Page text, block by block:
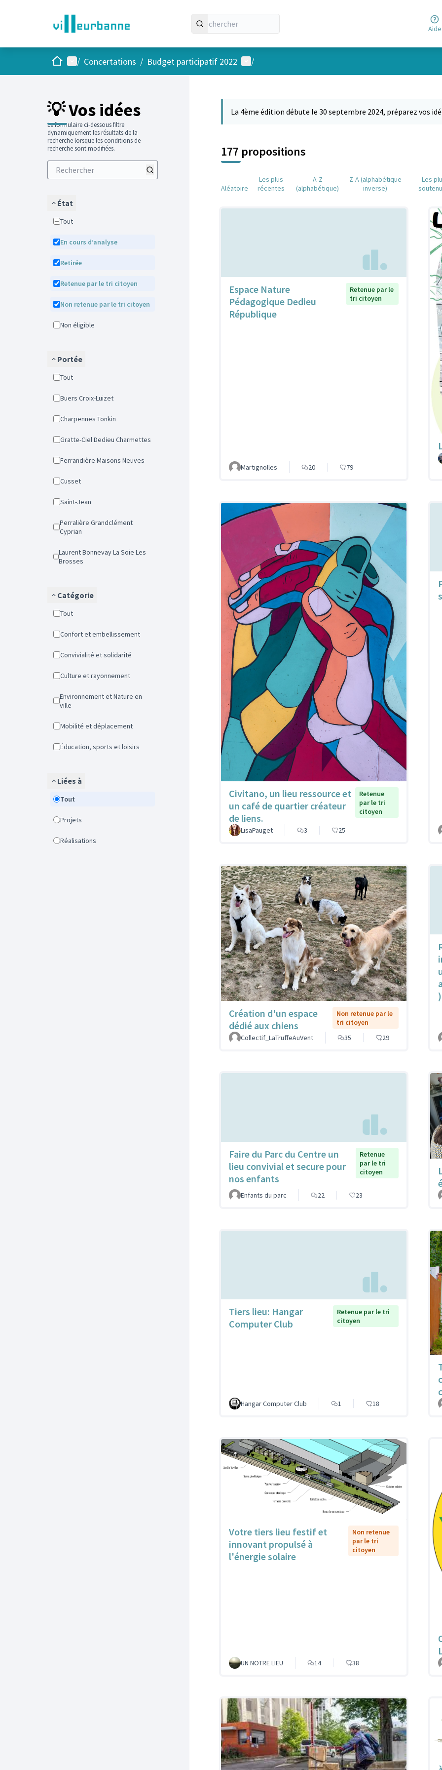
Aide
AccueilMenu principal
/ Concertations / Budget participatif 2022 Menu utilisateur
/
💡 Vos idées
Le formulaire ci-dessous filtre
dynamiquement les résultats de la
recherche lorsque les conditions de
recherche sont modifiées.
État
Tout
En cours d’analyse
Retirée
Retenue par le tri citoyen
Non retenue par le tri citoyen
Non éligible
Portée
Tout
Buers Croix-Luizet
Charpennes Tonkin
Gratte-Ciel Dedieu Charmettes
Ferrandière Maisons Neuves
Cusset
Saint-Jean
Perralière Grandclément
Cyprian
Laurent Bonnevay La Soie Les
Brosses
Catégorie
Tout
Confort et embellissement
Convivialité et solidarité
Culture et rayonnement
Environnement et Nature en
ville
Mobilité et déplacement
Éducation, sports et loisirs
Liées à
Tout
Projets
Réalisations
La 4ème édition débute le 30 septembre 2024, préparez vos
177 propositions
Aléatoire
Les plus
récentes
A-Z
(alphabétique)
Z-A (alphabétique
inverse)
Les
Espace Nature
Pédagogique Dedieu
République
Retenue par le
tri citoyen
Martignolles 20 79
Civitano, un lieu ressource et
un café de quartier créateur
de liens.
Retenue
par le tri
citoyen
LisaPauget 3 25
Création d'un espace
dédié aux chiens
Non retenue par le
tri citoyen
Collectif_LaTruffeAuVent
35 29
)
Faire du Parc du Centre un
lieu convivial et secure pour
nos enfants
Retenue
par le tri
citoyen
Enfants du parc 22 23
Tiers lieu: Hangar
Computer Club
Retenue par le tri
citoyen
Hangar Computer Club 1 18
Votre tiers lieu festif et
innovant propulsé à
l'énergie solaire
Non retenue
par le tri
citoyen
UN NOTRE LIEU 14 38